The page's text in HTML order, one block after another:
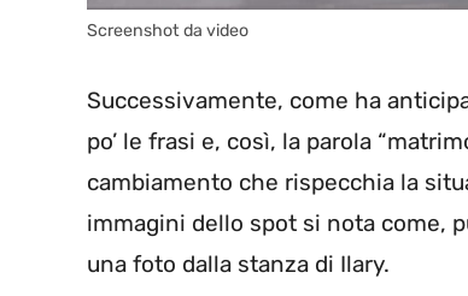
Screenshot da video
Successivamente, come ha
po’ le frasi e, così, la parola
cambiamento che rispecchia la
immagini dello spot si nota come,
una foto dalla stanza di Ilary.